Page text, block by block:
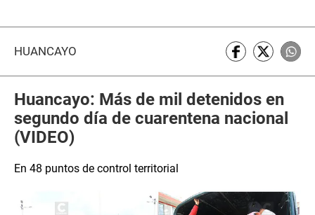
HUANCAYO
Huancayo: Más de mil detenidos en
segundo día de cuarentena nacional
(VIDEO)
En 48 puntos de control territorial